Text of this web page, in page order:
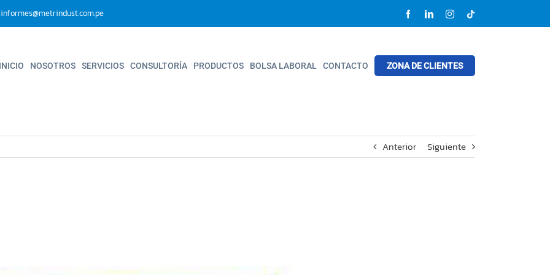
informes@metrindust.com.pe FacebookLinkedInInstagram
Tik
INICIO NOSOTROS SERVICIOS CONSULTORÍA PRODUCTOS BOLSA LABORAL CONTACTO ZONA DE CLIENTES
Anterior Siguiente